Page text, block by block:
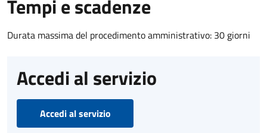
Tempi e scadenze
Durata massima del procedimento amministrativo: 30 giorni
Accedi al servizio
Accedi al servizio